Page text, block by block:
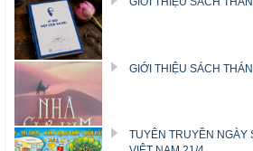
GIỚI THIỆU SÁCH
TUYÊN TRUYỀN NGÀY